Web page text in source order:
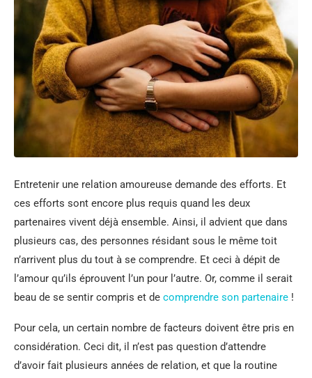
Entretenir une relation amoureuse demande des efforts. Et
ces efforts sont encore plus requis quand les deux
partenaires vivent déjà ensemble. Ainsi, il advient que dans
plusieurs cas, des personnes résidant sous le même toit
n’arrivent plus du tout à se comprendre. Et ceci à dépit de
l’amour qu’ils éprouvent l’un pour l’autre. Or, comme il serait
beau de se sentir compris et de comprendre son partenaire !
Pour cela, un certain nombre de facteurs doivent être pris en
considération. Ceci dit, il n’est pas question d’attendre
d’avoir fait plusieurs années de relation, et que la routine